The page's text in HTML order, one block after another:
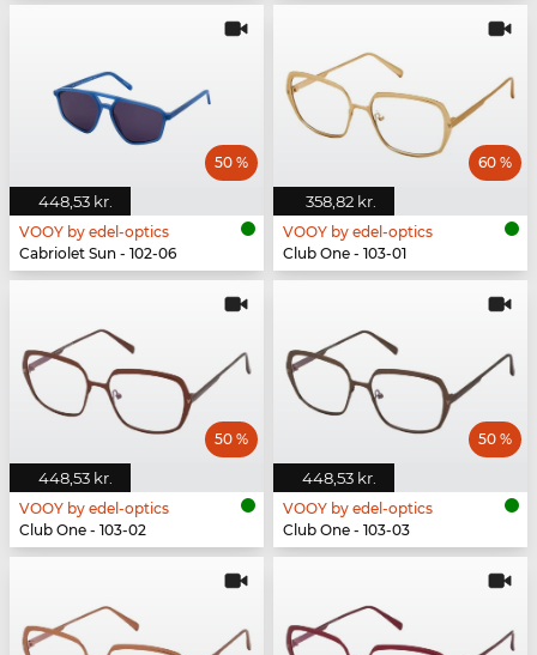
448,53 kr.
50 %
VOOY by edel-optics
Cabriolet Sun - 102-06
358,82 kr.
60 %
VOOY by edel-optics
Club One - 103-01
448,53 kr.
50 %
VOOY by edel-optics
Club One - 103-02
448,53 kr.
50 %
VOOY by edel-optics
Club One - 103-03